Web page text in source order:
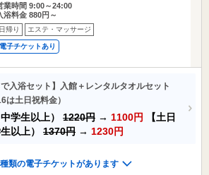
業時間 9:00～24:00
浴料金 880円～
日帰り エステ・マッサージ
電子チケットあり
で入浴セット】入館＋レンタルタオルセット
は土日祝料金）
学生以上） 1220円 → 1100円
【土日
以上） 1370円 → 1230円
類の電子チケットがあります